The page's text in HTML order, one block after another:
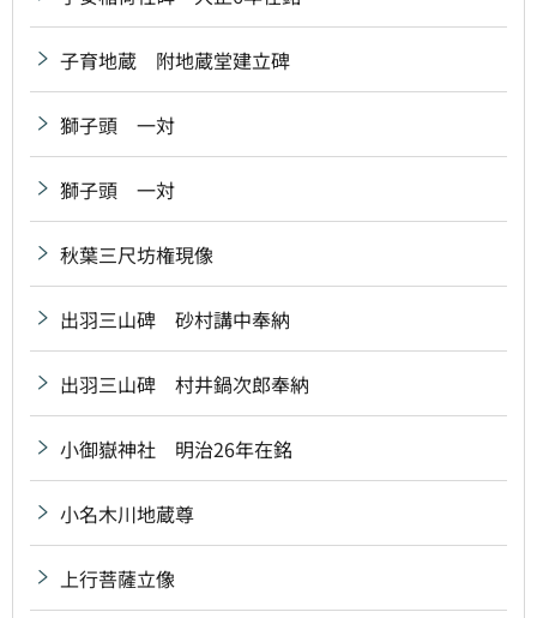
子育地蔵 附地蔵堂建立碑
獅子頭 一対
獅子頭 一対
秋葉三尺坊権現像
出羽三山碑 砂村講中奉納
出羽三山碑 村井鍋次郎奉納
小御嶽神社 明治26年在銘
小名木川地蔵尊
上行菩薩立像